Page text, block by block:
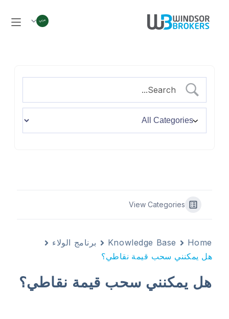
View Categories
Home
Knowledge Base
برنامج الولاء
هل يمكنني سحب قيمة نقاطي؟
هل يمكنني سحب قيمة نقاطي؟